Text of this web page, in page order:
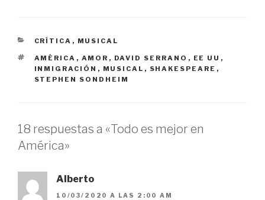
CATEGORÍAS
CRÍTICA , MUSICAL
ETIQUETAS
AMÉRICA , AMOR , DAVID SERRANO , EE UU ,
INMIGRACIÓN , MUSICAL , SHAKESPEARE ,
STEPHEN SONDHEIM
18 respuestas a «Todo es mejor en
América»
Alberto
10/03/2020 A LAS 2:00 AM